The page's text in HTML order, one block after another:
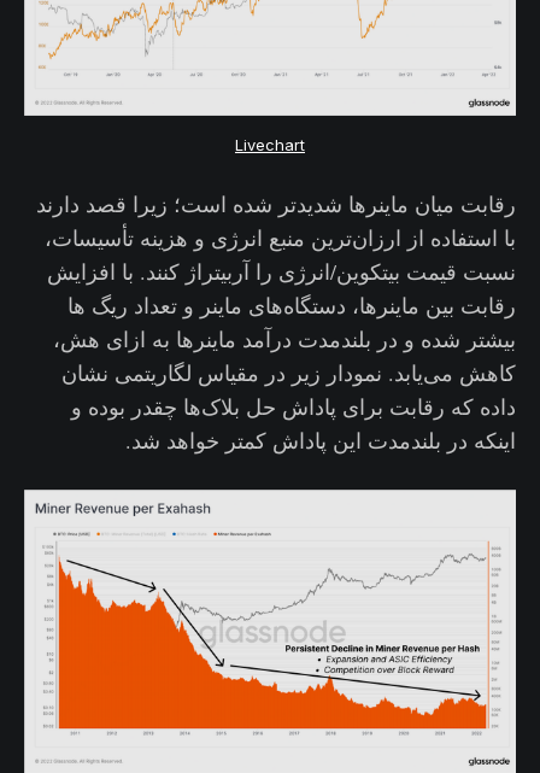
Livechart
رقابت میان ماینرها شدیدتر شده است؛ زیرا قصد دارند
با استفاده از ارزان‌ترین منبع انرژی و هزینه تأسیسات،
نسبت قیمت بیتکوین/انرژی را آربیتراژ کنند. با افزایش
رقابت بین ماینرها، دستگاه‌های ماینر و تعداد ریگ ها
بیشتر شده و در بلندمدت درآمد ماینرها به ازای هش،
کاهش می‌یابد. نمودار زیر در مقیاس لگاریتمی نشان
داده که رقابت برای پاداش حل بلاک‌ها چقدر بوده و
اینکه در بلندمدت این پاداش کمتر خواهد شد‌.